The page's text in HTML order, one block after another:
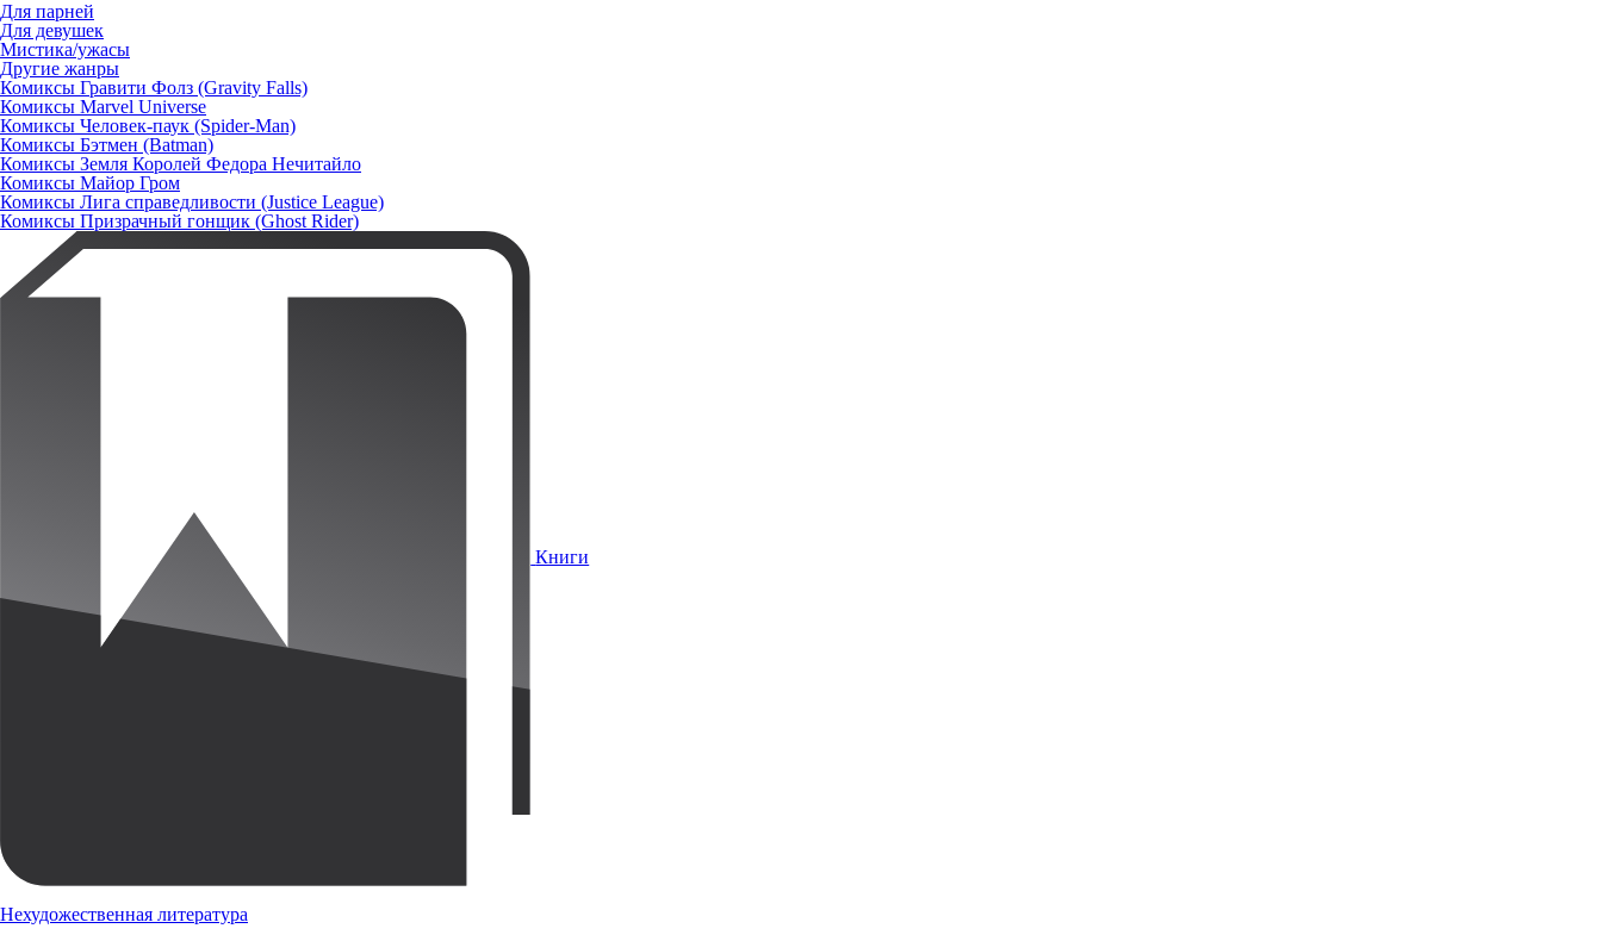
Для парней
Для девушек
Мистика/ужасы
Другие жанры
Комиксы Гравити Фолз (Gravity Falls)
Комиксы Marvel Universe
Комиксы Человек-паук (Spider-Man)
Комиксы Бэтмен (Batman)
Комиксы Земля Королей Федора Нечитайло
Комиксы Майор Гром
Комиксы Лига справедливости (Justice League)
Комиксы Призрачный гонщик (Ghost Rider)
Книги
Нехудожественная литература